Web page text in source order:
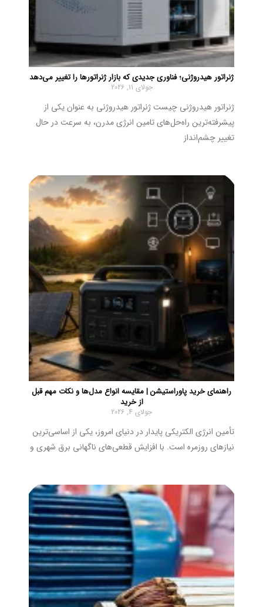
ژنراتور هیدروژنی؛ فناوری جدیدی که بازار ژنراتورها را تغییر می‌دهد
جولای 11, 2026
ژنراتور هیدروژنی چیست ژنراتور هیدروژنی به عنوان یکی از
پیشرفته‌ترین راه‌حل‌های تامین انرژی مدرن، به سرعت در حال
تغییر چشم‌انداز
راهنمای خرید پاوراستیشن | مقایسه انواع مدل‌ها و نکات مهم قبل
از خرید
جولای 4, 2026
تأمین انرژی الکتریکی پایدار در دنیای امروز، یکی از اساسی‌ترین
نیازهای روزمره است. با افزایش قطعی‌های ناگهانی برق شهری و